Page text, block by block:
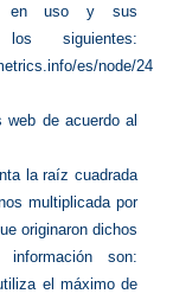
en uso y sus
siguientes:
es/node/24
web de acuerdo al
la raíz cuadrada
multiplicada por
originaron dichos
son:
el máximo de